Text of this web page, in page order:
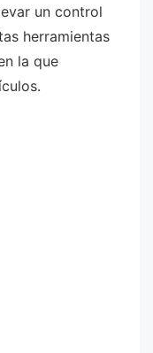
un control
herramientas
la que